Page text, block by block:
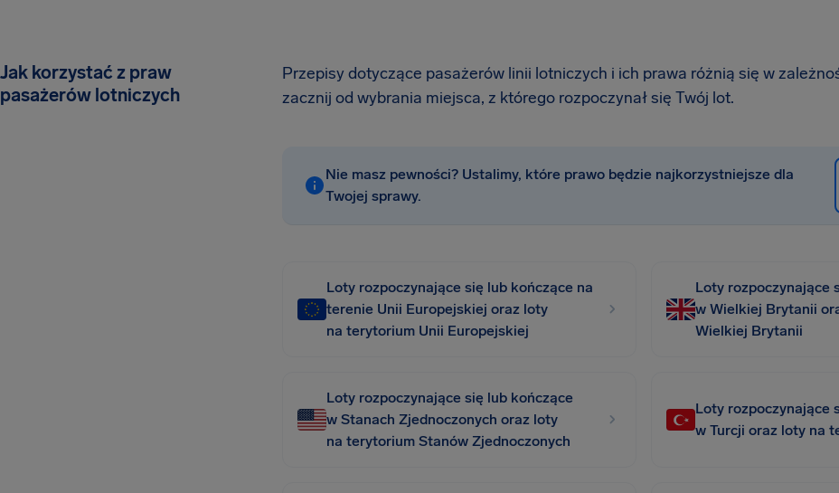
Jak korzystać z praw
pasażerów lotniczych
Przepisy dotyczące pasażerów linii lotniczych i ich prawa różnią się w
zacznij od wybrania miejsca, z którego rozpoczynał się Twój lot.
Nie masz pewności? Ustalimy, które prawo będzie najkorzystniejsze dla
Twojej sprawy.
Loty rozpoczynające się lub kończące na
terenie Unii Europejskiej oraz loty
na terytorium Unii Europejskiej
Loty rozpoczynające
w Wielkiej Brytanii
Wielkiej Brytanii
Loty rozpoczynające się lub kończące
w Stanach Zjednoczonych oraz loty
na terytorium Stanów Zjednoczonych
Loty rozpoczynające
w Turcji oraz loty na